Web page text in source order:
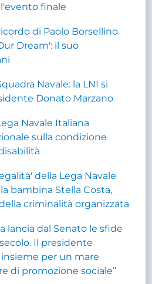
l'evento finale
di Paolo Borsellino
Dream': il suo
Navale: la LNI si
Donato Marzano
Navale Italiana
sulla condizione
della Lega Navale
bambina Stella Costa,
criminalità organizzata
lancia dal Senato le sfide
Il presidente
insieme per un mare
di promozione sociale”